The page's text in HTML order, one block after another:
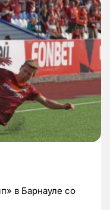
в Барнауле со